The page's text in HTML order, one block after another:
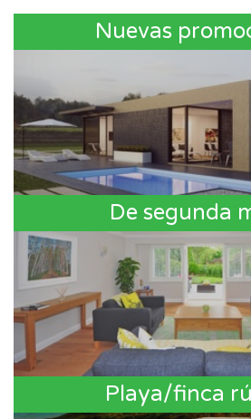
Nuevas
De segunda
Playa/finca